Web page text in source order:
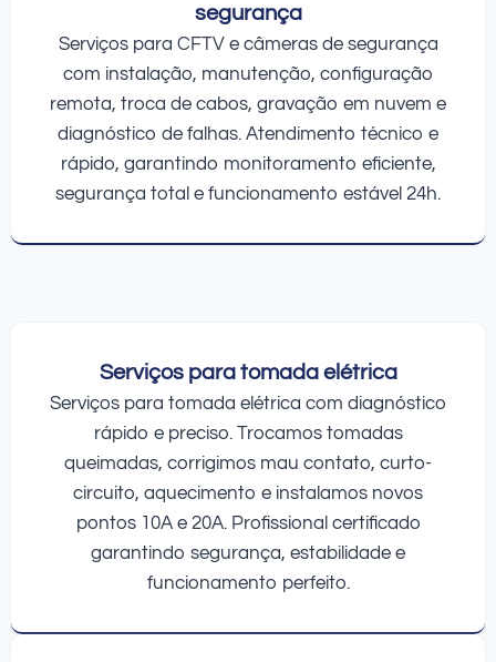
segurança
Serviços para CFTV e câmeras de segurança
com instalação, manutenção, configuração
remota, troca de cabos, gravação em nuvem e
diagnóstico de falhas. Atendimento técnico e
rápido, garantindo monitoramento eficiente,
segurança total e funcionamento estável 24h.
Serviços para tomada elétrica
Serviços para tomada elétrica com diagnóstico
rápido e preciso. Trocamos tomadas
queimadas, corrigimos mau contato, curto-
circuito, aquecimento e instalamos novos
pontos 10A e 20A. Profissional certificado
garantindo segurança, estabilidade e
funcionamento perfeito.